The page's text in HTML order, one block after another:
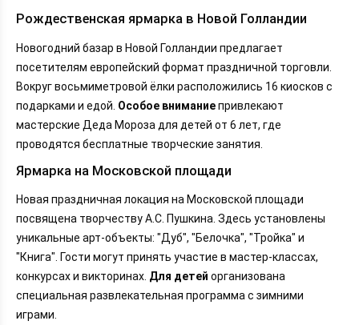
Рождественская ярмарка в Новой Голландии
Новогодний базар в Новой Голландии предлагает
посетителям европейский формат праздничной торговли.
Вокруг восьмиметровой ёлки расположились 16 киосков с
подарками и едой. Особое вниманиепривлекают
мастерские Деда Мороза для детей от 6 лет, где
проводятся бесплатные творческие занятия.
Ярмарка на Московской площади
Новая праздничная локация на Московской площади
посвящена творчеству А.С. Пушкина. Здесь установлены
уникальные арт-объекты: "Дуб", "Белочка", "Тройка" и
"Книга". Гости могут принять участие в мастер-классах,
конкурсах и викторинах. Для детей организована
специальная развлекательная программа с зимними
играми.